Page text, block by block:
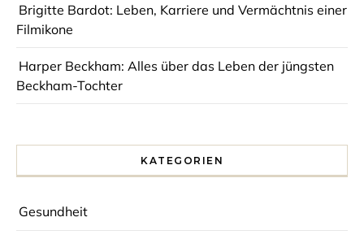
Brigitte Bardot: Leben, Karriere und Vermächtnis einer
Filmikone
Harper Beckham: Alles über das Leben der jüngsten
Beckham-Tochter
KATEGORIEN
Gesundheit